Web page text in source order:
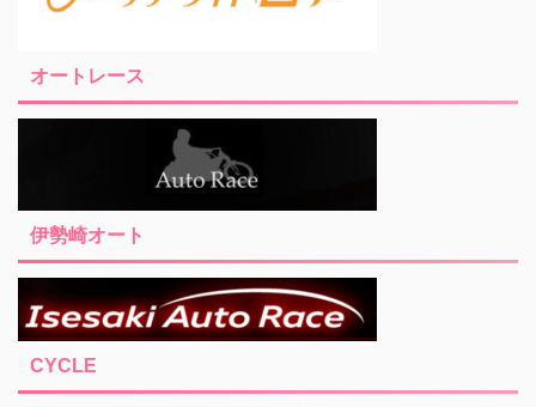
オートレース
伊勢崎オート
CYCLE